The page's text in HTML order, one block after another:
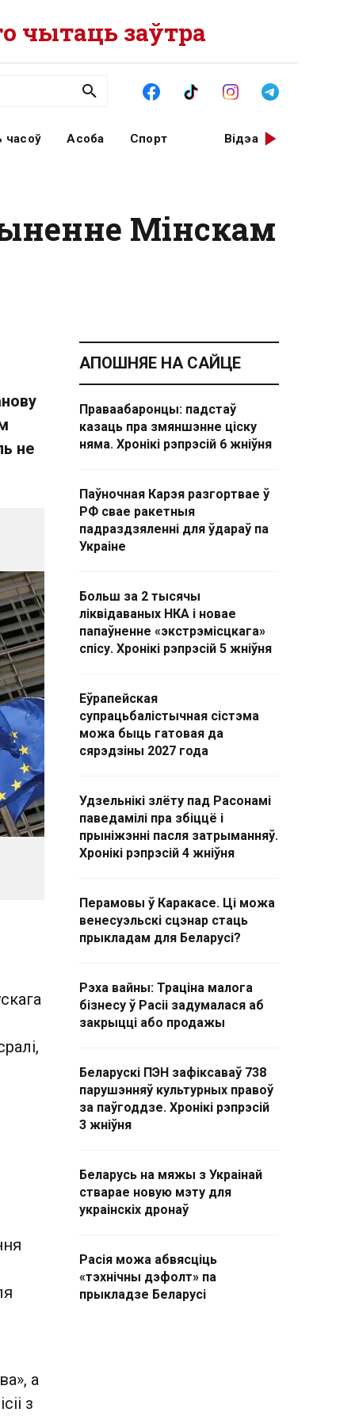
чытаць заўтра
часоў Асоба Спорт Відэа
Мінскам
не
а
з
АПОШНЯЕ НА САЙЦЕ
Праваабаронцы: падстаў
казаць пра змяншэнне ціску
няма. Хронікі рэпрэсій 6 жніўня
Паўночная Карэя разгортвае ў
РФ свае ракетныя
падраздзяленні для ўдараў па
Украіне
Больш за 2 тысячы
ліквідаваных НКА і новае
папаўненне «экстрэмісцкага»
спісу. Хронікі рэпрэсій 5 жніўня
Еўрапейская
супрацьбалістычная сістэма
можа быць гатовая да
сярэдзіны 2027 года
Удзельнікі злёту пад Расонамі
паведамілі пра збіццё і
прыніжэнні пасля затрыманняў.
Хронікі рэпрэсій 4 жніўня
Перамовы ў Каракасе. Ці можа
венесуэльскі сцэнар стаць
прыкладам для Беларусі?
Рэха вайны: Траціна малога
бізнесу ў Расіі задумалася аб
закрыцці або продажы
Беларускі ПЭН зафіксаваў 738
парушэнняў культурных правоў
за паўгоддзе. Хронікі рэпрэсій
3 жніўня
Беларусь на мяжы з Украінай
стварае новую мэту для
украінскіх дронаў
Расія можа абвясціць
«тэхнічны дэфолт» па
прыкладзе Беларусі